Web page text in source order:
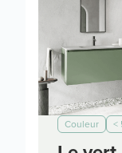
Couleur <